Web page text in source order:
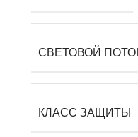
СВЕТОВОЙ
КЛАСС ЗАЩИТЫ